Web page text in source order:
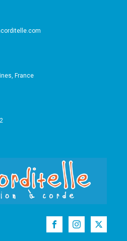
France